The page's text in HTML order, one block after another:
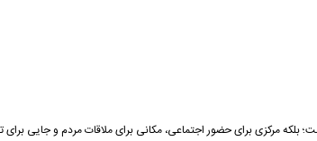
مرکزی برای حضور اجتماعی، مکانی برای ملاقات مردم و جایی برای